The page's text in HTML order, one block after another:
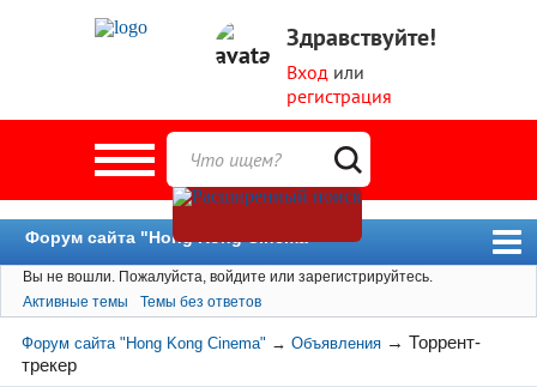
Здравствуйте!
Вход или
регистрация
Форум сайта "Hong Kong Cinema"
Форум
Новости
Пользователи
Вы не вошли. Пожалуйста, войдите или зарегистрируйтесь.
Активные темы
Темы без ответов
Форум сайта "Hong Kong Cinema" →Объявления →Торрент-
трекер